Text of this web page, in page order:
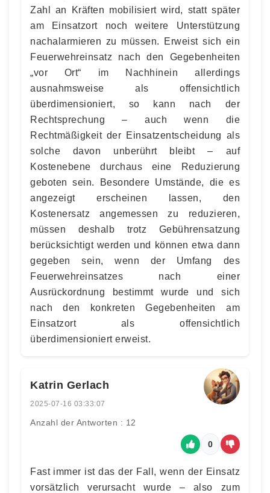
Zahl an Kräften mobilisiert wird, statt später
am Einsatzort noch weitere Unterstützung
nachalarmieren zu müssen. Erweist sich ein
Feuerwehreinsatz nach den Gegebenheiten
„vor Ort“ im Nachhinein allerdings
ausnahmsweise als offensichtlich
überdimensioniert, so kann nach der
Rechtsprechung – auch wenn die
Rechtmäßigkeit der Einsatzentscheidung als
solche davon unberührt bleibt – auf
Kostenebene durchaus eine Reduzierung
geboten sein. Besondere Umstände, die es
angezeigt erscheinen lassen, den
Kostenersatz angemessen zu reduzieren,
müssen deshalb trotz Gebührensatzung
berücksichtigt werden und können etwa dann
gegeben sein, wenn der Umfang des
Feuerwehreinsatzes nach einer
Ausrückordnung bestimmt wurde und sich
nach den konkreten Gegebenheiten am
Einsatzort als offensichtlich
überdimensioniert erweist.
Katrin Gerlach
2025-07-16 03:33:07
Anzahl der Antworten : 12
0
Fast immer ist das der Fall, wenn der Einsatz
vorsätzlich verursacht wurde – also zum